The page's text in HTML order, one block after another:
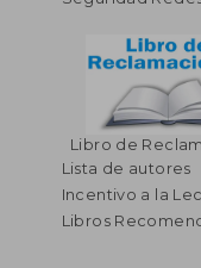
Libro de
Lista de autores
Incentivo a la
Libros